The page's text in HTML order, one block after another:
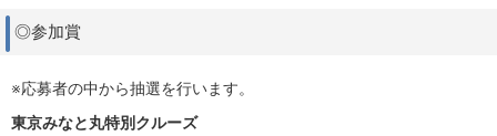
◎参加賞
※応募者の中から抽選を行います。
東京みなと丸特別クルーズ